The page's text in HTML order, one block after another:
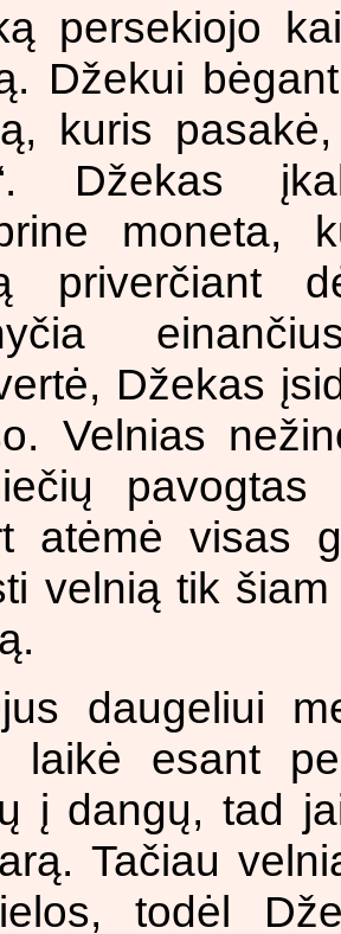
persekiojo
Džekui
kuris
Džekas
moneta,
priverčiant
Džekas
Velnias
atėmė visas
velnią tik
daugeliui
laikė esant
į dangų, tad
Tačiau
todėl